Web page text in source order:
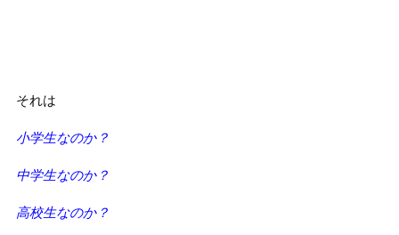
それは
小学生なのか？
中学生なのか？
高校生なのか？